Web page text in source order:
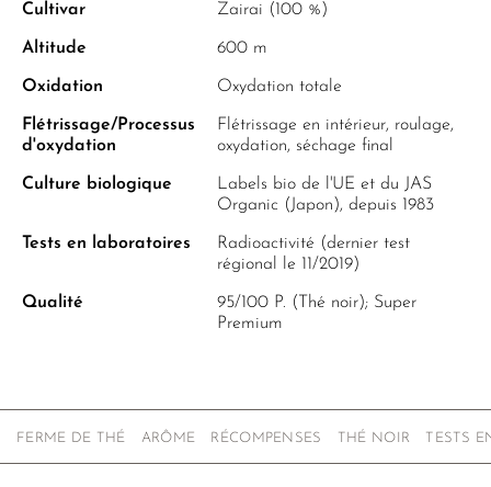
Cultivar Zairai (100 %)
Altitude 600 m
Oxidation Oxydation totale
Flétrissage/Processus
d'oxydation
Flétrissage en intérieur, roulage,
oxydation, séchage final
Culture biologique
Labels bio de l'UE et du JAS
Organic (Japon), depuis 1983
Tests en laboratoires
Radioactivité (dernier test
régional le 11/2019)
Qualité
95/100 P. (Thé noir); Super
Premium
FERME DE THÉ ARÔME RÉCOMPENSES THÉ NOIR TESTS